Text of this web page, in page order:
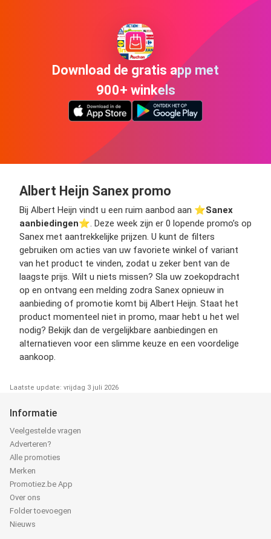
Download de gratis app met
900+ winkels
Albert Heijn Sanex promo
Bij Albert Heijn vindt u een ruim aanbod aan ⭐️Sanex
aanbiedingen⭐️. Deze week zijn er 0 lopende promo’s op
Sanex met aantrekkelijke prijzen. U kunt de filters
gebruiken om acties van uw favoriete winkel of variant
van het product te vinden, zodat u zeker bent van de
laagste prijs. Wilt u niets missen? Sla uw zoekopdracht
op en ontvang een melding zodra Sanex opnieuw in
aanbieding of promotie komt bij Albert Heijn. Staat het
product momenteel niet in promo, maar hebt u het wel
nodig? Bekijk dan de vergelijkbare aanbiedingen en
alternatieven voor een slimme keuze en een voordelige
aankoop.
Laatste update: vrijdag 3 juli 2026
Informatie
Veelgestelde vragen
Adverteren?
Alle promoties
Merken
Promotiez.be App
Over ons
Folder toevoegen
Nieuws